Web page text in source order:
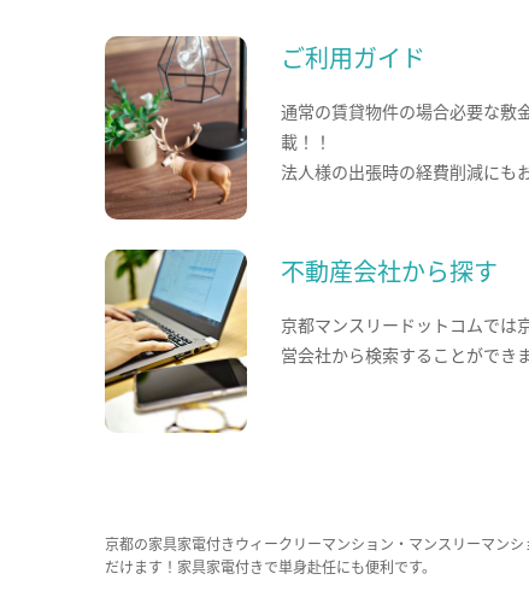
ご利用ガイド
通常の賃貸物件の場合必要な敷
載！！
法人様の出張時の経費削減にも
不動産会社から探す
京都マンスリードットコムでは
営会社から検索することができま
京都の家具家電付きウィークリーマンション・マンスリーマン
だけます！家具家電付きで単身赴任にも便利です。